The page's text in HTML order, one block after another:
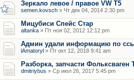
Зеркало левое / правое VW T5
semen.kovsch » Чт дек 04, 2014 2:30 pm
Мицубиси Спейс Стар
altanka » Пт ноя 02, 2012 12:12 pm
Админ удали информацию по
lAmatoryl » Пт окт 12, 2018 9:41 am
Разборка, запчасти
dmitriybus » Ср июл 26, 2017 5:45 pm